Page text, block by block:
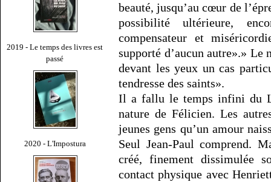
2019 - Le temps des livres est
passé
2020 - L'Impostura
beauté, jusqu’au cœur de
possibilité ultérieure,
compensateur et
supporté d’aucun autre».»
devant les yeux un cas
tendresse des saints».
Il a fallu le temps infini du
nature de Félicien. Les
jeunes gens qu’un amour
Seul Jean-Paul comprend.
créé, finement dissimulée
contact physique avec